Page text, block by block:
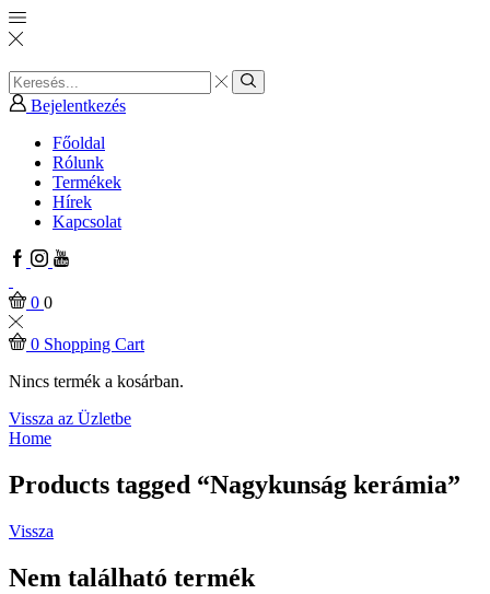
Search
input
Search
Bejelentkezés
Főoldal
Rólunk
Termékek
Hírek
Kapcsolat
Facebook
Instagram
Youtube
0 0
0 Shopping Cart
Nincs termék a kosárban.
Vissza az Üzletbe
Home
Products tagged “Nagykunság kerámia”
Vissza
Nem található termék